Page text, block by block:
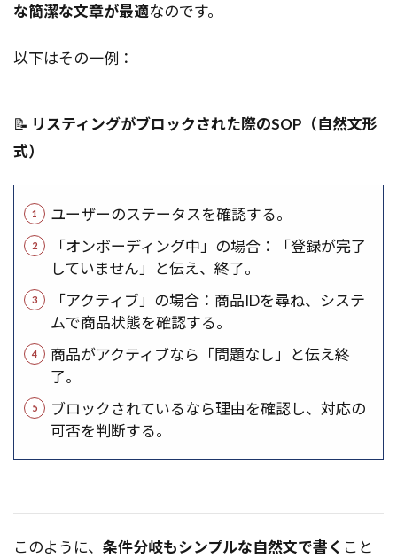
な簡潔な文章が最適なのです。
以下はその一例：
📝 リスティングがブロックされた際のSOP（自然文形
式）
ユーザーのステータスを確認する。
「オンボーディング中」の場合：「登録が完了
していません」と伝え、終了。
「アクティブ」の場合：商品IDを尋ね、システ
ムで商品状態を確認する。
商品がアクティブなら「問題なし」と伝え終
了。
ブロックされているなら理由を確認し、対応の
可否を判断する。
このように、 条件分岐もシンプルな自然文で書く こと